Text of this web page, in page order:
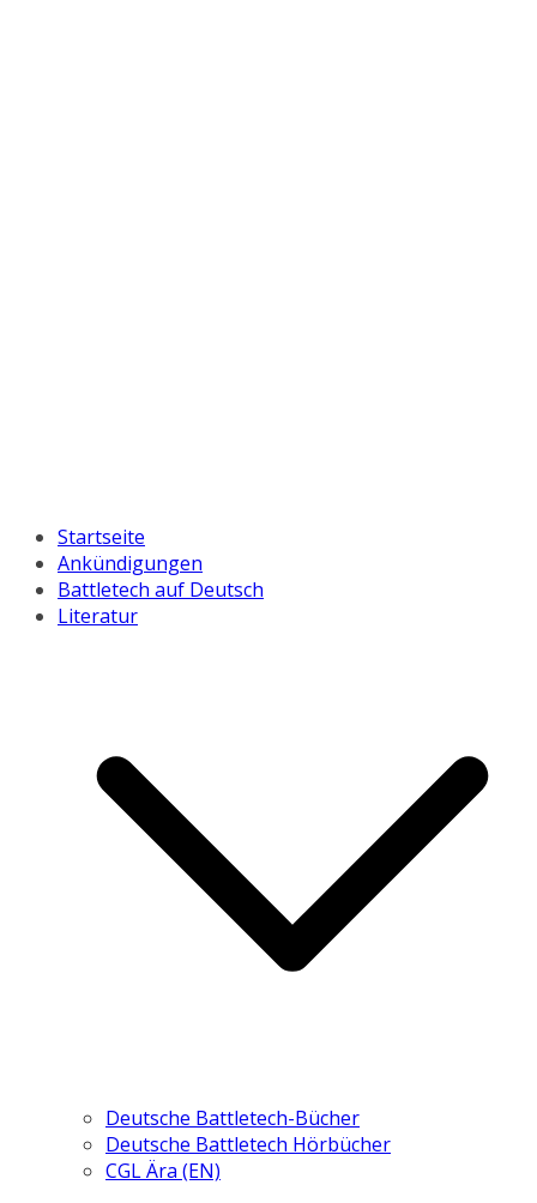
Startseite
Ankündigungen
Battletech auf Deutsch
Literatur
Deutsche Battletech-Bücher
Deutsche Battletech Hörbücher
CGL Ära (EN)